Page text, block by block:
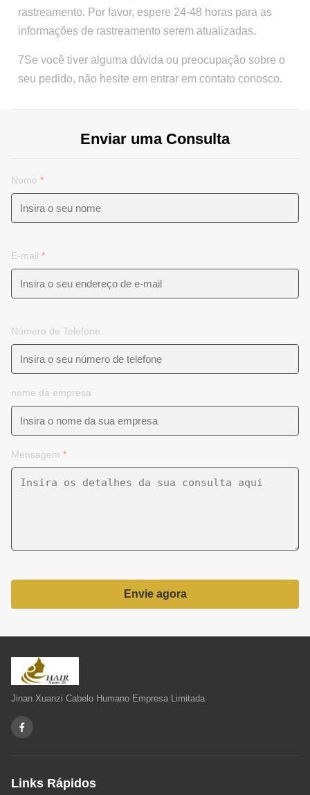
rastreamento. Por favor, espere 24-48 horas para as
informações de rastreamento serem atualizadas.
7Se você tiver alguma dúvida ou preocupação sobre o
seu pedido, não hesite em entrar em contato conosco.
Enviar uma Consulta
Nome *
E-mail *
Número de Telefone
nome da empresa
Mensagem *
Envie agora
Jinan Xuanzi Cabelo Humano Empresa Limitada
Links Rápidos